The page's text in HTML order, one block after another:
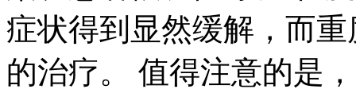
症状得到显然缓解，而
的治疗。 值得注意的是